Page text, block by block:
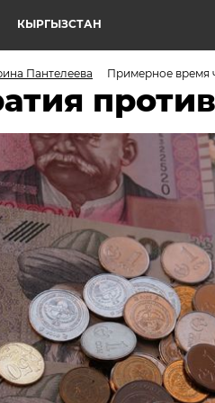
КЫРГЫЗСТАН
Пантелеева Примерное время